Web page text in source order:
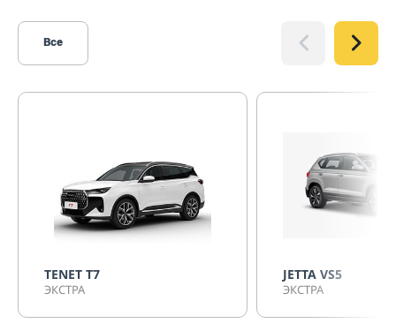
Все
TENET T7
ЭКСТРА
JETTA VS5
ЭКСТРА